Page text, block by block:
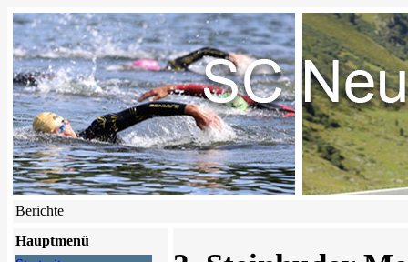
Berichte
Hauptmenü